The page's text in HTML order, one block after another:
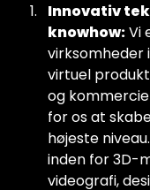
Innovativ
knowhow:Vi
virksomheder
virtuel
og
for os at
højeste
inden for 3D-
videografi,